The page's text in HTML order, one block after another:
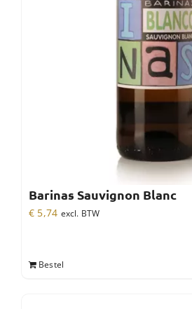
Barinas Sauvignon Blanc
€ 5,74 excl. BTW
Bestel